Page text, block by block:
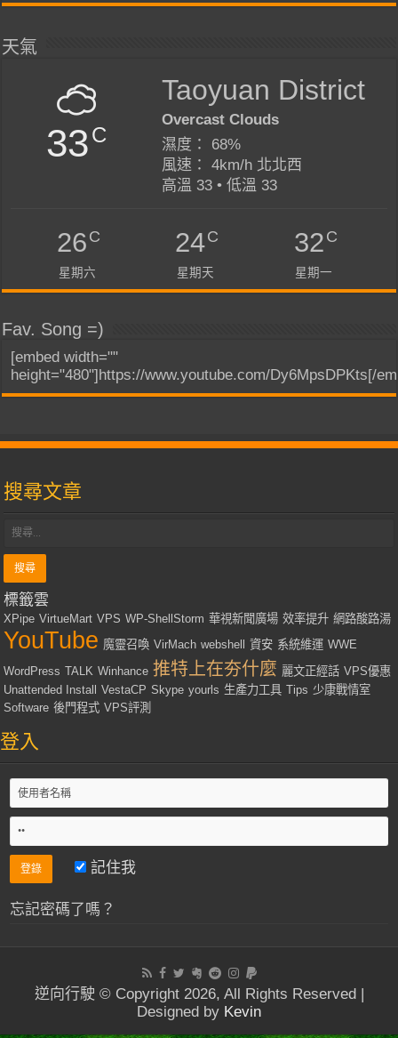
天氣
33C
Taoyuan District
Overcast Clouds
濕度： 68%
風速： 4km/h 北北西
高溫 33 • 低溫 33
26C
星期六
24C
星期天
32C
星期一
Fav. Song =)
[embed width=""
height="480"]https://www.youtube.com/Dy6MpsDPKts[/
搜尋文章
標籤雲
XPipe VirtueMart VPS WP-ShellStorm 華視新聞廣場 效率提升 網路酸路湯
YouTube 魔靈召喚 VirMach webshell 資安 系統維運 WWE
WordPress TALK Winhance 推特上在夯什麼 麗文正經話 VPS優惠
Unattended Install
VestaCP Skype yourls 生產力工具 Tips 少康戰情室
Software 後門程式 VPS評測
登入
記住我
忘記密碼了嗎？
逆向行駛 © Copyright 2026, All Rights Reserved |
Designed by Kevin